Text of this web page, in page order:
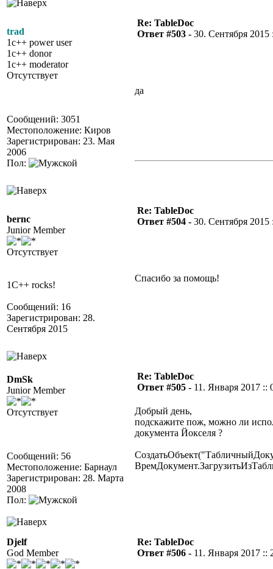
trad
1c++ power user
1c++ donor
1c++ moderator
Отсутствует
Сообщений: 3051
Местоположение: Киров
Зарегистрирован: 23. Мая
2006
Пол:
Re: TableDoc
Ответ #503 - 30. Сентября 2015
да
bernc
Junior Member
Отсутствует
1C++ rocks!
Сообщений: 16
Зарегистрирован: 28.
Сентября 2015
Re: TableDoc
Ответ #504 - 30. Сентября 2015
Спасибо за помощь!
DmSk
Junior Member
Отсутствует
Сообщений: 56
Местоположение: Барнаул
Зарегистрирован: 28. Марта
2008
Пол:
Re: TableDoc
Ответ #505 - 11. Января 2017 ::
Добрый день,
подскажите пож, можно ли
документа Йокселя ?
Djelf
God Member
Re: TableDoc
Ответ #506 - 11. Января 2017 ::